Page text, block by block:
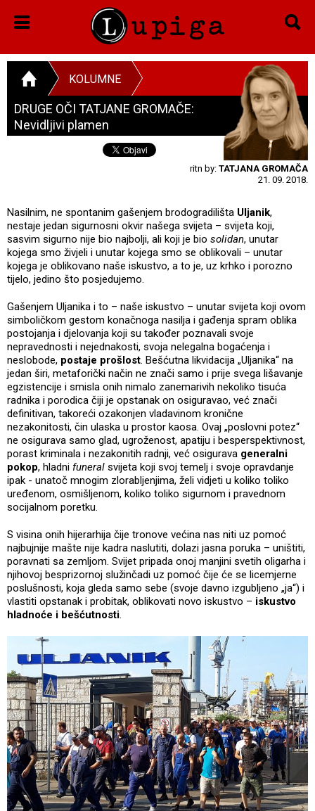
KOLUMNE
DRUGE OČI TATJANE GROMAČE:
Nevidljivi plamen
ritn by: TATJANA GROMAČA
21. 09. 2018.
Nasilnim, ne spontanim gašenjem brodogradilišta Uljanik,
nestaje jedan sigurnosni okvir našega svijeta – svijeta koji,
sasvim sigurno nije bio najbolji, ali koji je bio solidan, unutar
kojega smo živjeli i unutar kojega smo se oblikovali – unutar
kojega je oblikovano naše iskustvo, a to je, uz krhko i porozno
tijelo, jedino što posjedujemo.
Gašenjem Uljanika i to – naše iskustvo – unutar svijeta koji ovom
simboličkom gestom konačnoga nasilja i gađenja spram oblika
postojanja i djelovanja koji su također poznavali svoje
nepravednosti i nejednakosti, svoja nelegalna bogaćenja i
neslobode, postaje prošlost. Bešćutna likvidacija „Uljanika“ na
jedan širi, metaforički način ne znači samo i prije svega lišavanje
egzistencije i smisla onih nimalo zanemarivih nekoliko tisuća
radnika i porodica čiji je opstanak on osiguravao, već znači
definitivan, takoreći ozakonjen vladavinom kronične
nezakonitosti, čin ulaska u prostor kaosa. Ovaj „poslovni potez“
ne osigurava samo glad, ugroženost, apatiju i besperspektivnost,
porast kriminala i nezakonitih radnji, već osigurava generalni
pokop, hladni funeral svijeta koji svoj temelj i svoje opravdanje
ipak - unatoč mnogim zlorabljenjima, želi vidjeti u koliko toliko
uređenom, osmišljenom, koliko toliko sigurnom i pravednom
socijalnom poretku.
S visina onih hijerarhija čije tronove većina nas niti uz pomoć
najbujnije mašte nije kadra naslutiti, dolazi jasna poruka – uništiti,
poravnati sa zemljom. Svijet pripada onoj manjini svetih oligarha i
njihovoj besprizornoj služinčadi uz pomoć čije će se licemjerne
poslušnosti, koja gleda samo sebe (svoje davno izgubljeno „ja“) i
vlastiti opstanak i probitak, oblikovati novo iskustvo – iskustvo
hladnoće i bešćutnosti.